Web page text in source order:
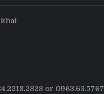
or 0963.63.5767